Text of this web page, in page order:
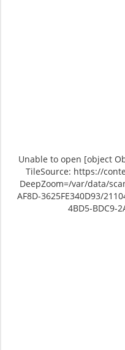
Unable to open [object
TileSource: https://
DeepZoom=/var/data/
AF8D-3625FE340D93/
4BD5-BDC9-